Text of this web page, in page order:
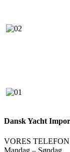
Dansk Yacht
VORES
Mandag – Søndag